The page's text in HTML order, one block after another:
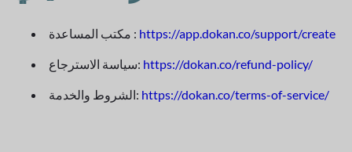
مكتب المساعدة : https://app.dokan.co/support/create
سياسة الاسترجاع: https://dokan.co/refund-policy/
الشروط والخدمة: https://dokan.co/terms-of-service/